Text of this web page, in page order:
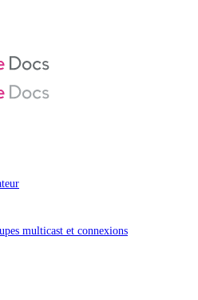
multicast et connexions